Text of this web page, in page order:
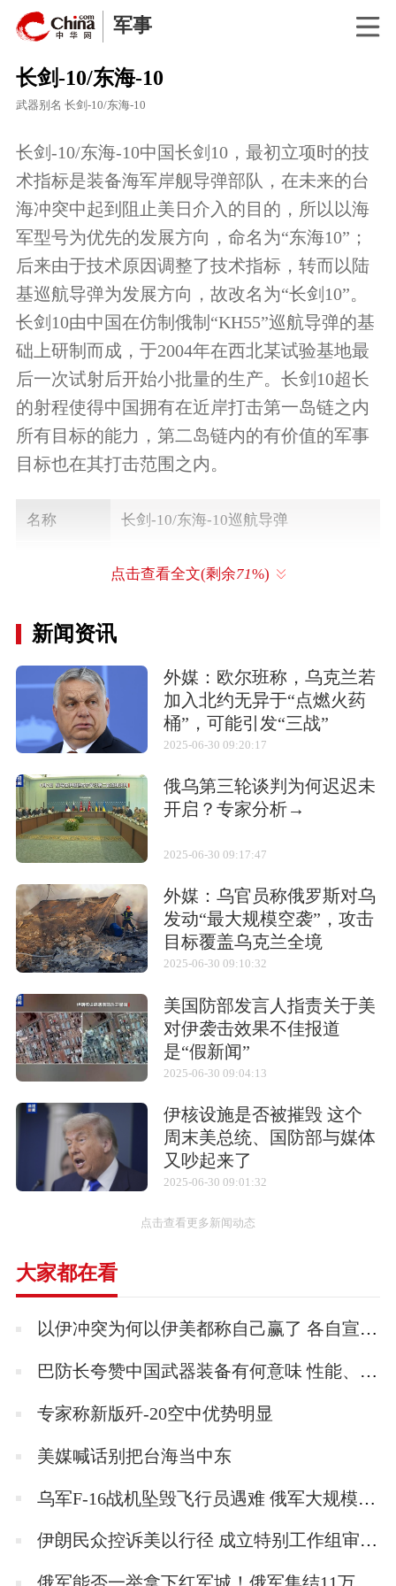
军事
长剑-10/东海-10
武器别名 长剑-10/东海-10
长剑-10/东海-10中国长剑10，最初立项时的技
术指标是装备海军岸舰导弹部队，在未来的台
海冲突中起到阻止美日介入的目的，所以以海
军型号为优先的发展方向，命名为“东海10”；
后来由于技术原因调整了技术指标，转而以陆
基巡航导弹为发展方向，故改名为“长剑10”。
长剑10由中国在仿制俄制“KH55”巡航导弹的基
础上研制而成，于2004年在西北某试验基地最
后一次试射后开始小批量的生产。长剑10超长
的射程使得中国拥有在近岸打击第一岛链之内
所有目标的能力，第二岛链内的有价值的军事
目标也在其打击范围之内。
名称 长剑-10/东海-10巡航导弹
中国航天科工集团第三研究院
射程
弹长
弹径 0.68米
弹重 25,000千克
射程 2,500千米
制导系统 复合制导
最大速度 255千米/小时
相关武器
奥托马特 奥托马特/Otomat 飞鱼/Exocet
结构特点
在对陆攻击巡航导弹方面，中国已经部署了两
种次音速对陆攻击巡航导弹，分别为射程为200
公里的空射型鹰击-63导弹，与射程超过1500公
都得益于外国充分技术援助，主要是前苏联/俄
光导引头通过数据链与“人在回路中”(man-in-
the-loop)操作导航。第二代东海-10导弹配备
形轮廓绘图完成中段制导，再利用数字场景匹
配传感器，实现10米的精度。文章指出，中国
未来解放军海军驱逐舰，例如新型052D型驱逐
舰，将有可能会配备能力更高的新型垂直发射
点击查看全文(剩余71%)
新闻资讯
外媒：欧尔班称，乌克兰若
加入北约无异于“点燃火药
桶”，可能引发“三战”
2025-06-30 09:20:17
俄乌第三轮谈判为何迟迟未
开启？专家分析→
2025-06-30 09:17:47
外媒：乌官员称俄罗斯对乌
发动“最大规模空袭”，攻击
目标覆盖乌克兰全境
2025-06-30 09:10:32
美国防部发言人指责关于美
对伊袭击效果不佳报道
是“假新闻”
2025-06-30 09:04:13
伊核设施是否被摧毁 这个
周末美总统、国防部与媒体
又吵起来了
2025-06-30 09:01:32
点击查看更多新闻动态
大家都在看
以伊冲突为何以伊美都称自己赢了 各自宣称胜利的背后
巴防长夸赞中国武器装备有何意味 性能、信任与地缘战略的三重胜利！
专家称新版歼-20空中优势明显
美媒喊话别把台海当中东
乌军F-16战机坠毁飞行员遇难 俄军大规模夜袭所致
伊朗民众控诉美以行径 成立特别工作组审查侵略行为